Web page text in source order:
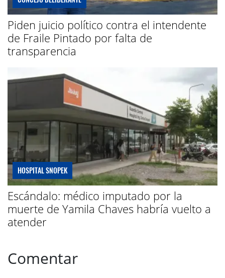
Piden juicio político contra el intendente
de Fraile Pintado por falta de
transparencia
HOSPITAL SNOPEK
Escándalo: médico imputado por la
muerte de Yamila Chaves habría vuelto a
atender
Comentar